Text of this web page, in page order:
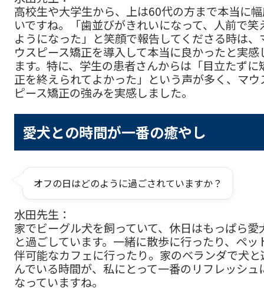
高校生や大学生から、上は60代の方まで本当に
いですね。「歯並びがきれいになって、人前で笑
ようになった」と笑顔で報告してくださる時は、
ウスピース矯正を導入して本当に良かったと実感
ます。特に、学生の患者さんからは「目立たずに
正を終えられてよかった」という声が多く、マウ
ピース矯正の強みを実感しました。
愛犬との時間が一番の癒やし
オフの日はどのように過ごされていますか？
水田先生：
家でビーグル犬を飼っていて、休日はもっぱら愛
と過ごしています。一緒に散歩に行ったり、ペッ
伴可能なカフェに行ったり。家のベランダで犬と
んでいる時間が、私にとって一番のリフレッシュ
なっていますね。